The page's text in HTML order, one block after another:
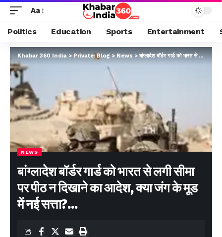
Aa
Politics Education Sports Entertainment
Khabar 360 India>Private: Blog>News>बांग्लादेश बॉर्डर गार्ड को भारत से लगी सीमा पर पीठ न दिखाने का आदेश, क्या जंग के मूड में नई सत्ता?…
NEWS
बांग्लादेश बॉर्डर गार्ड को भारत से लगी सीमा
पर पीठ न दिखाने का आदेश, क्या जंग के मूड
में नई सत्ता?…